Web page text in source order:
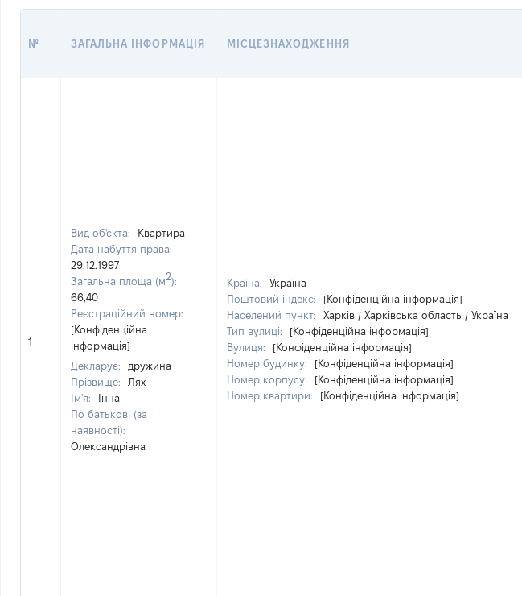
№ ЗАГАЛЬНА ІНФОРМАЦІЯ МІСЦЕЗНАХОДЖЕННЯ
1
Вид об'єкта:
Квартира
Дата набуття права:
29.12.1997
Загальна площа (м2):
66,40
Реєстраційний номер:
[Конфіденційна
інформація]
Декларує:
дружина
Прізвище:
Лях
Ім'я:
Інна
По батькові (за
наявності):
Олександрівна
Країна:
Україна
Поштовий індекс:
[Конфіденційна інформація]
Населений пункт:
Харків / Харківська область / Україна
Тип вулиці:
[Конфіденційна інформація]
Вулиця:
[Конфіденційна інформація]
Номер будинку:
[Конфіденційна інформація]
Номер корпусу:
[Конфіденційна інформація]
Номер квартири:
[Конфіденційна інформація]